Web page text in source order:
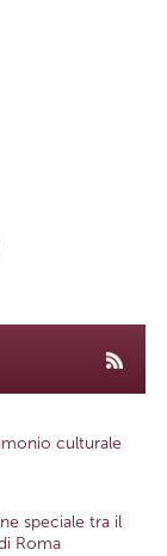
culturale
speciale tra il
Roma